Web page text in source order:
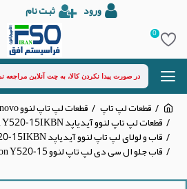
ورود ثبت نام
0
قطعات لپ تاپ قطعات لپ تاپ لنوو Lenovo
قطعات لپ تاپ لنوو آیدیاپد Lenovo IdeaPad Y520-15IKBN
قاب و لولای لپ تاپ لنوو آیدیاپد Lenovo IdeaPad Y520-15IKBN
قاب جلو ال سی دی لپ تاپ لنوو Legion Y520-15 مشکی